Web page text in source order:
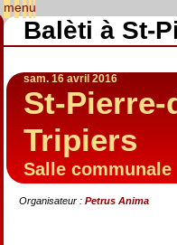
Balèti à St-
sam. 16 avril 2016
St-Pierre-
Tripiers
Salle communale
Organisateur : Petrus Anima